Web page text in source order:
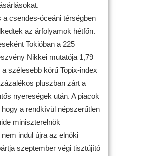
a csendes-óceáni térségben
az árfolyamok hétfőn.
Tokióban a 225
Nikkei mutatója 1,79
szélesebb körű Topix-index
pluszban zárt a
nyereségek után. A piacok
hogy a rendkívül népszerűtlen
miniszterelnök
nem indul újra az elnöki
szeptember végi tisztújító